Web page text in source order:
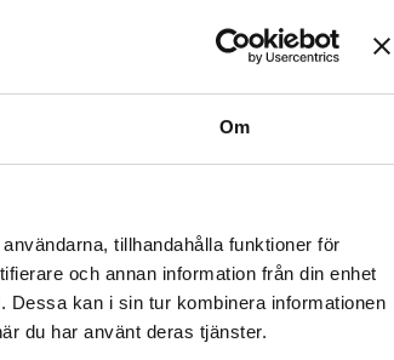
Om
tillhandahålla funktioner för
och annan information från din enhet
kan i sin tur kombinera informationen
du har använt deras tjänster.
Namron
3-pack
99,00 kr